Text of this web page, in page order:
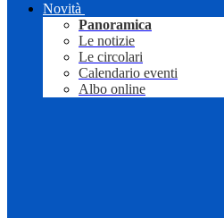
Novità
Panoramica
Le notizie
Le circolari
Calendario eventi
Albo online